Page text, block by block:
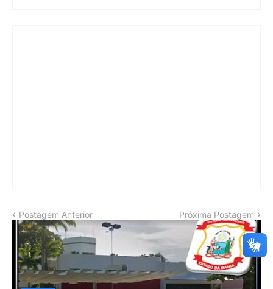
Postagem Anterior Próxima Postagem